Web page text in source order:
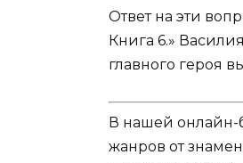
Ответ на эти
Книга 6.»
главного героя
В нашей онлайн-
жанров от